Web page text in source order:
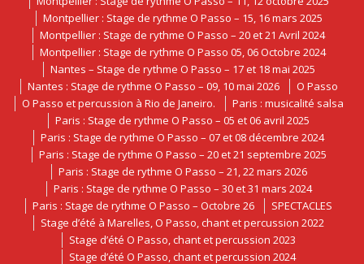
Montpellier : Stage de rythme O Passo – 15, 16 mars 2025
Montpellier : Stage de rythme O Passo – 20 et 21 Avril 2024
Montpellier : Stage de rythme O Passo 05, 06 Octobre 2024
Nantes – Stage de rythme O Passo – 17 et 18 mai 2025
Nantes : Stage de rythme O Passo – 09, 10 mai 2026
O Passo
O Passo et percussion à Rio de Janeiro.
Paris : musicalité salsa
Paris : Stage de rythme O Passo – 05 et 06 avril 2025
Paris : Stage de rythme O Passo – 07 et 08 décembre 2024
Paris : Stage de rythme O Passo – 20 et 21 septembre 2025
Paris : Stage de rythme O Passo – 21, 22 mars 2026
Paris : Stage de rythme O Passo – 30 et 31 mars 2024
Paris : Stage de rythme O Passo – Octobre 26
SPECTACLES
Stage d’été à Marelles, O Passo, chant et percussion 2022
Stage d’été O Passo, chant et percussion 2023
Stage d’été O Passo, chant et percussion 2024